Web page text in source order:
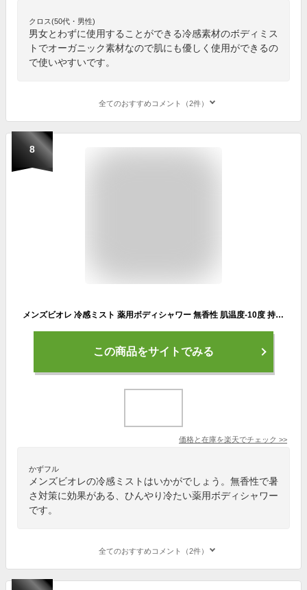
クロス(50代・男性)
男女とわずに使用することができる冷感素材のボディミス
トでオーガニック素材なので肌にも優しく使用ができるの
で使いやすいです。
全てのおすすめコメント（2件）
8
メンズビオレ 冷感ミスト 薬用ボディシャワー 無香性 肌温度-10度 持ち運び 暑さ対策 ひんやり 冷たい 涼しい ハンディミスト 1392268 MEN’s Biore 涼感アイテム
この商品をサイトでみる
価格と在庫を楽天でチェック >>
かずフル
メンズビオレの冷感ミストはいかがでしょう。無香性で暑
さ対策に効果がある、ひんやり冷たい薬用ボディシャワー
です。
全てのおすすめコメント（2件）